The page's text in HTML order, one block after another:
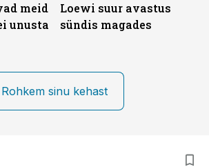
meid
unusta
Loewi suur avastus
sündis magades
Rohkem sinu kehast